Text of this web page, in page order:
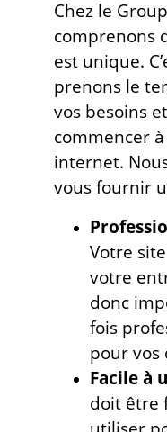
Chez le
comprenons
est unique.
prenons le
vos besoins
commencer
internet.
vous fournir
Votre
votre
donc
fois
pour vos
Facile à
doit être